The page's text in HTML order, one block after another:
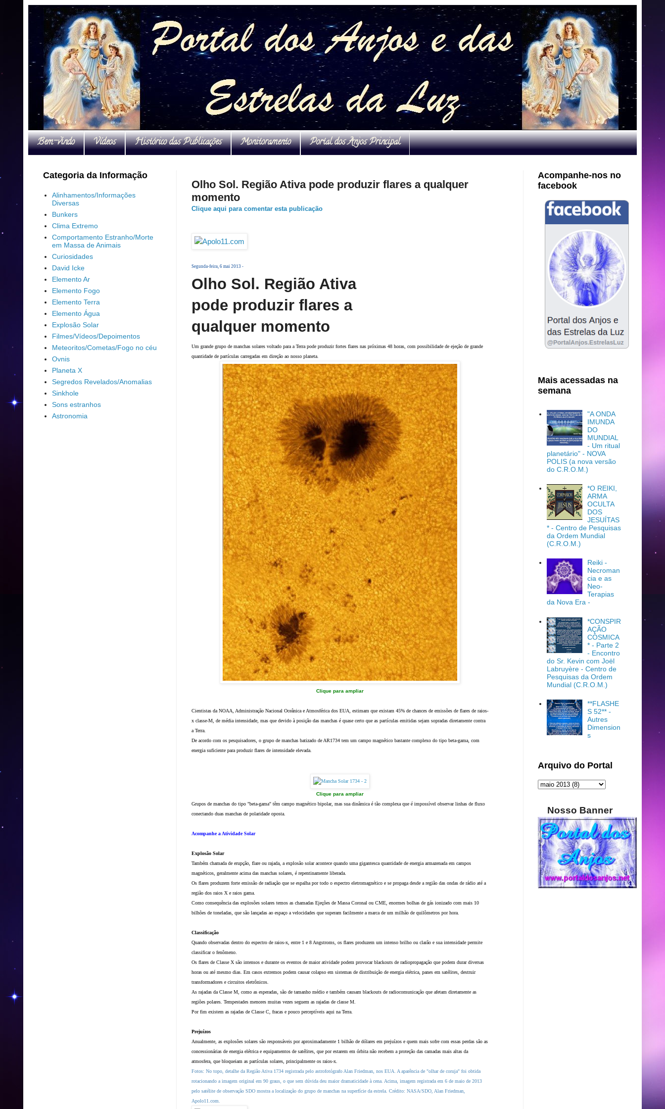
Bem-vindo Vídeos Histórico das Publicações Monitoramento Portal dos Anjos Principal
Olho Sol. Região Ativa pode produzir flares a qualquer
momento
Clique aqui para comentar esta publicação
Segunda-feira, 6 mai 2013 -
Olho Sol. Região Ativa
pode produzir flares a
qualquer momento
Um grande grupo de manchas solares voltado para a Terra pode produzir fortes flares nas próximas 48 horas, com possibilidade de ejeção de grande
quantidade de partículas carregadas em direção ao nosso planeta.
Clique para ampliar
Cientistas da NOAA, Administração Nacional Oceânica e Atmosférica dos EUA, estimam que existam 45% de chances de emissões de flares de raios-
x classe-M, de média intensidade, mas que devido à posição das manchas é quase certo que as partículas emitidas sejam sopradas diretamente contra
a Terra.
De acordo com os pesquisadores, o grupo de manchas batizado de AR1734 tem um campo magnético bastante complexo do tipo beta-gama, com
energia suficiente para produzir flares de intensidade elevada.
Clique para ampliar
Grupos de manchas do tipo "beta-gama" têm campo magnético bipolar, mas sua dinâmica é tão complexa que é impossível observar linhas de fluxo
conectando duas manchas de polaridade oposta.
Acompanhe a Atividade Solar
Explosão Solar
Também chamada de erupção, flare ou rajada, a explosão solar acontece quando uma gigantesca quantidade de energia armazenada em campos
magnéticos, geralmente acima das manchas solares, é repentinamente liberada.
Os flares produzem forte emissão de radiação que se espalha por todo o espectro eletromagnético e se propaga desde a região das ondas de rádio até a
região dos raios X e raios gama.
Como consequência das explosões solares temos as chamadas Ejeções de Massa Coronal ou CME, enormes bolhas de gás ionizado com mais 10
bilhões de toneladas, que são lançadas ao espaço a velocidades que superam facilmente a marca de um milhão de quilômetros por hora.
Classificação
Quando observadas dentro do espectro de raios-x, entre 1 e 8 Angstroms, os flares produzem um intenso brilho ou clarão e sua intensidade permite
classificar o fenômeno.
Os flares de Classe X são intensos e durante os eventos de maior atividade podem provocar blackouts de radiopropagação que podem durar diversas
horas ou até mesmo dias. Em casos extremos podem causar colapso em sistemas de distribuição de energia elétrica, panes em satélites, destruir
transformadores e circuitos eletrônicos.
As rajadas da Classe M, como as esperadas, são de tamanho médio e também causam blackouts de radiocomunicação que afetam diretamente as
regiões polares. Tempestades menores muitas vezes seguem as rajadas de classe M.
Por fim existem as rajadas de Classe C, fracas e pouco perceptíveis aqui na Terra.
Prejuízos
Anualmente, as explosões solares são responsáveis por aproximadamente 1 bilhão de dólares em prejuízos e quem mais sofre com essas perdas são as
concessionárias de energia elétrica e equipamentos de satélites, que por estarem em órbita não recebem a proteção das camadas mais altas da
atmosfera, que bloqueiam as partículas solares, principalmente os raios-x.
Fotos: No topo, detalhe da Região Ativa 1734 registrada pelo astrofotógrafo Alan Friedman, nos EUA. A aparência de "olhar de coruja" foi obtida
rotacionando a imagem original em 90 graus, o que sem dúvida deu maior dramaticidade à cena. Acima, imagem registrada em 6 de maio de 2013
pelo satélite de observação SDO mostra a localização do grupo de manchas na superfície da estrela. Crédito: NASA/SDO, Alan Friedman,
Apolo11.com.
Categoria da Informação
Alinhamentos/Informações
Diversas
Bunkers
Clima Extremo
Comportamento Estranho/Morte
em Massa de Animais
Curiosidades
David Icke
Elemento Ar
Elemento Fogo
Elemento Terra
Elemento Água
Explosão Solar
Filmes/Vídeos/Depoimentos
Meteoritos/Cometas/Fogo no céu
Ovnis
Planeta X
Segredos Revelados/Anomalias
Sinkhole
Sons estranhos
Astronomia
Acompanhe-nos no
facebook
Mais acessadas na
semana
"A ONDA
IMUNDA
DO
MUNDIAL
- Um ritual
planetário" - NOVA
POLIS (a nova versão
do C.R.O.M.)
*O REIKI,
ARMA
OCULTA
DOS
JESUÍTAS
* - Centro de Pesquisas
da Ordem Mundial
(C.R.O.M.)
Reiki -
Necroman
cia e as
Neo-
Terapias
da Nova Era -
*CONSPIR
AÇÃO
CÓSMICA
* - Parte 2
- Encontro
do Sr. Kevin com Joël
Labruyère - Centro de
Pesquisas da Ordem
Mundial (C.R.O.M.)
**FLASHE
S 52** -
Autres
Dimension
s
Arquivo do Portal
Nosso Banner